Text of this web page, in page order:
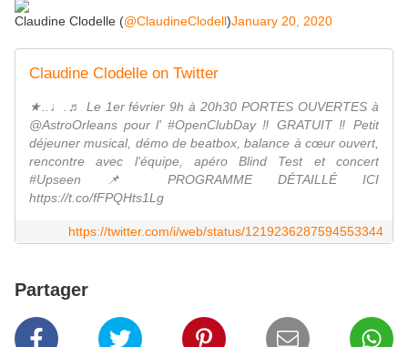
Claudine Clodelle (@ClaudineClodell)January 20, 2020
Claudine Clodelle on Twitter
★..♩.♬ Le 1er février 9h à 20h30 PORTES OUVERTES à
@AstroOrleans pour l' #OpenClubDay ‼ GRATUIT ‼ Petit
déjeuner musical, démo de beatbox, balance à cœur ouvert,
rencontre avec l'équipe, apéro Blind Test et concert
#Upseen 📌 PROGRAMME DÉTAILLÉ ICI
https://t.co/fFPQHts1Lg
https://twitter.com/i/web/status/1219236287594553344
Partager